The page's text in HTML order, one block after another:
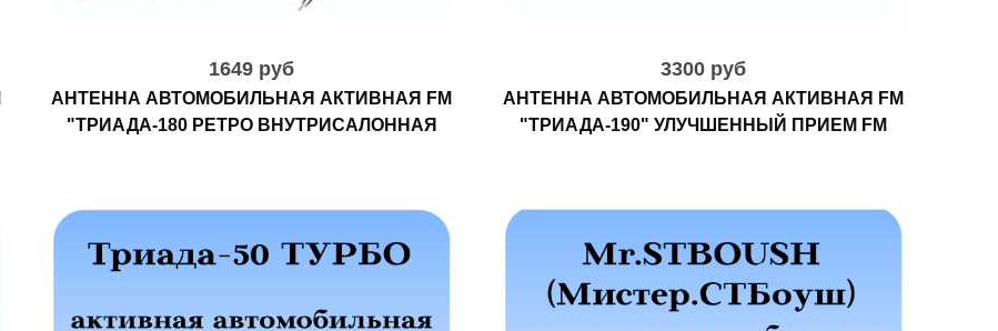
1649 руб
АНТЕННА АВТОМОБИЛЬНАЯ АКТИВНАЯ FM
"ТРИАДА-180 РЕТРО ВНУТРИСАЛОННАЯ
3300 руб
АНТЕННА АВТОМОБИЛЬНАЯ АКТИВНАЯ FM
"ТРИАДА-190" УЛУЧШЕННЫЙ ПРИЕМ FM